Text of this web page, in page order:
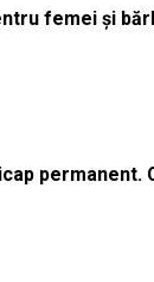
femei și
permanent.